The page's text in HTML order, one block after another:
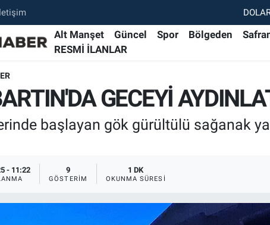
BITCOIN
Alt Manşet Güncel Spor Bölgeden
RESMİ İLANLAR
GECEYİ
başlayan gök gürültülü sağanak
- 11:22 9
GÖSTERIM
1 DK
OKUNMA SÜRESI